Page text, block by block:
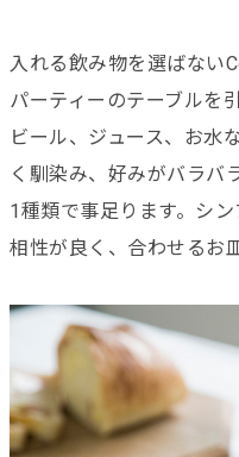
入れる飲み物を選ばない
パーティーのテーブルを
ビール、ジュース、お水
く馴染み、好みがバラバ
1種類で事足ります。シ
相性が良く、合わせるお